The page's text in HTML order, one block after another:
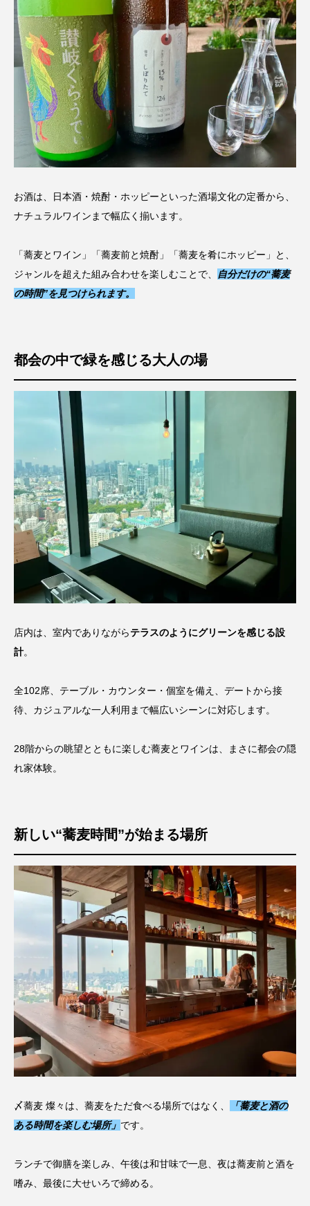
お酒は、日本酒・焼酎・ホッピーといった酒場文化の定番から、
ナチュラルワインまで幅広く揃います。
「蕎麦とワイン」「蕎麦前と焼酎」「蕎麦を肴にホッピー」と、
ジャンルを超えた組み合わせを楽しむことで、
自分だけの“蕎麦
の時間”を見つけられます。
都会の中で緑を感じる大人の場
店内は、室内でありながらテラスのようにグリーンを感じる設
計。
全102席、テーブル・カウンター・個室を備え、デートから接
待、カジュアルな一人利用まで幅広いシーンに対応します。
28階からの眺望とともに楽しむ蕎麦とワインは、まさに都会の隠
れ家体験。
新しい“蕎麦時間”が始まる場所
〆蕎麦 燦々は、蕎麦をただ食べる場所ではなく、
「蕎麦と酒の
ある時間を楽しむ場所」 です。
ランチで御膳を楽しみ、午後は和甘味で一息、夜は蕎麦前と酒を
嗜み、最後に大せいろで締める。